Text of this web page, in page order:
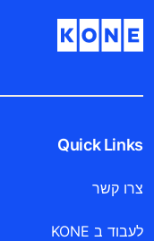
Quick Links
צרו קשר
לעבוד ב KONE